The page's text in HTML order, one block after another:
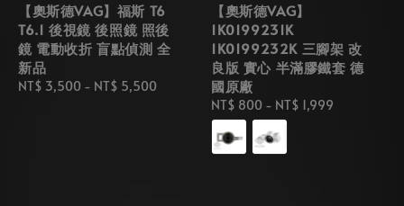
【奧斯德VAG】福斯 T6
T6.1 後視鏡 後照鏡 照後
鏡 電動收折 盲點偵測 全
新品
Regular
NT$ 3,500 - NT$ 5,500
【奧斯德VAG】
1K0199231K
1K0199232K 三腳架 改
良版 實心 半滿膠鐵套 德
國原廠
Regular
price
NT$ 800 - NT$ 1,999